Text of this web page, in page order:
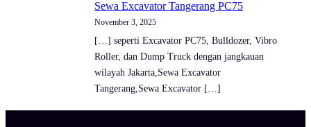
Sewa Excavator Tangerang PC75
November 3, 2025
[…] seperti Excavator PC75, Bulldozer, Vibro
Roller, dan Dump Truck dengan jangkauan
wilayah Jakarta,Sewa Excavator
Tangerang,Sewa Excavator […]